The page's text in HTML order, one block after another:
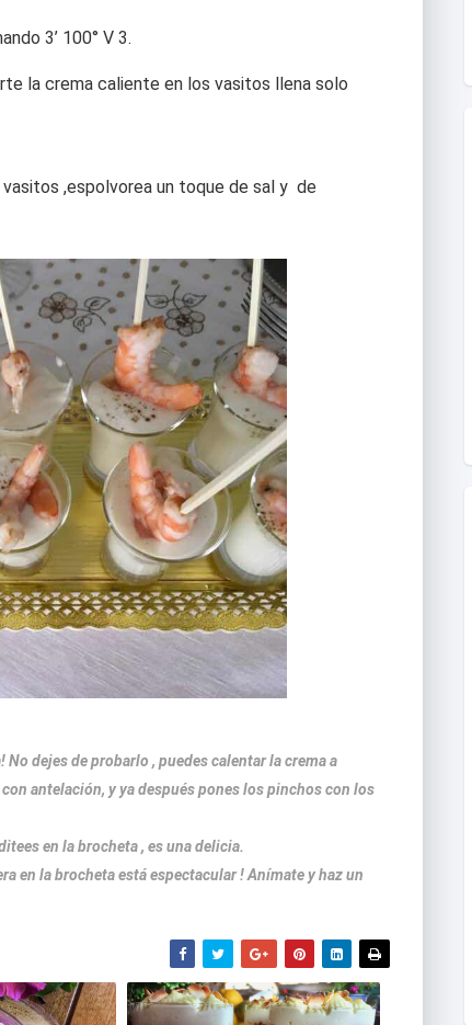
3’ 100° V 3.
la crema caliente en los vasitos llena solo
,espolvorea un toque de sal y de
dejes de probarlo , puedes calentar la crema a
antelación, y ya después pones los pinchos con los
en la brocheta , es una delicia.
en la brocheta está espectacular ! Anímate y haz un